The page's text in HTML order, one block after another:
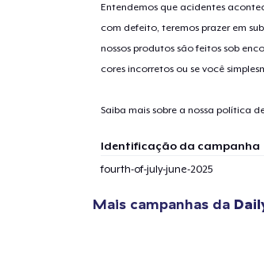
Entendemos que acidentes
com defeito, teremos prazer em
nossos produtos são feitos sob
cores incorretos ou se você
Saiba mais sobre a nossa política
Identificação da campanha
fourth-of-july-june-2025
Mais campanhas da